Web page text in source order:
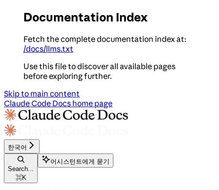
Documentation Index
Fetch the complete documentation index at:
/docs/llms.txt
Use this file to discover all available pages
before exploring further.
Skip to main content
Claude Code Docs home page
한국어
Search...
⌘K
어시스턴트에게 묻기